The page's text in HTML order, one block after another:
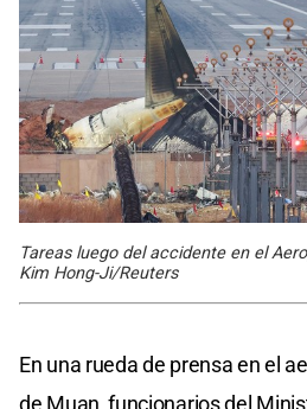
Tareas luego del accidente en el
Kim Hong-Ji/Reuters
En una rueda de prensa en el
de Muan, funcionarios del